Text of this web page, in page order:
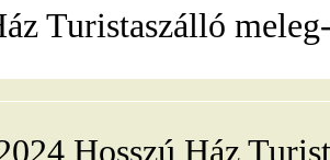
Turistaszálló
Hosszú Ház